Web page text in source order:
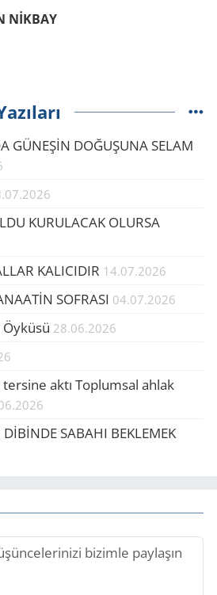
NİKBAY
GÜNEŞİN DOĞUŞUNA SELAM
KURULACAK OLURSA
KALICIDIR 14.07.2026
SOFRASI 04.07.2026
Öyküsü 28.06.2026
aktı Toplumsal ahlak
SABAHI BEKLEMEK